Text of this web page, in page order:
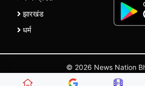
झारखंड
धर्म
© 2026 News Nation
| |Contact Us |Policies